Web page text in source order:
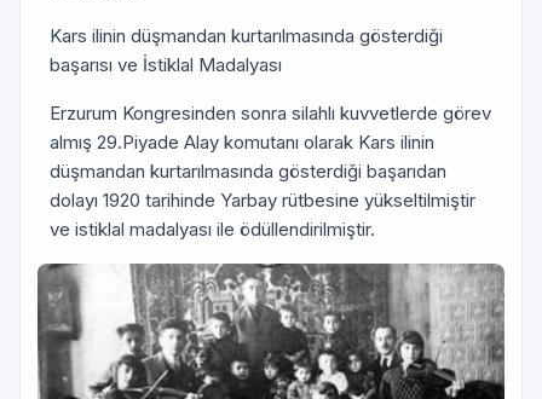
Kars ilinin düşmandan kurtarılmasında gösterdiği
başarısı ve İstiklal Madalyası
Erzurum Kongresinden sonra silahlı kuvvetlerde görev
almış 29.Piyade Alay komutanı olarak Kars ilinin
düşmandan kurtarılmasında gösterdiği başarıdan
dolayı 1920 tarihinde Yarbay rütbesine yükseltilmiştir
ve istiklal madalyası ile ödüllendirilmiştir.